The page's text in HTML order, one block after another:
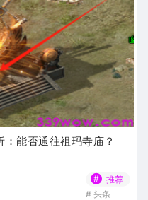
能否通往祖玛寺庙？
#
推荐
# 头条